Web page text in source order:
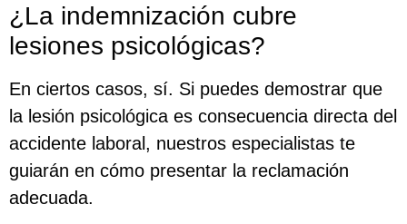
¿La indemnización cubre
lesiones psicológicas?
En ciertos casos, sí. Si puedes demostrar que
la lesión psicológica es consecuencia directa del
accidente laboral, nuestros especialistas te
guiarán en cómo presentar la reclamación
adecuada.